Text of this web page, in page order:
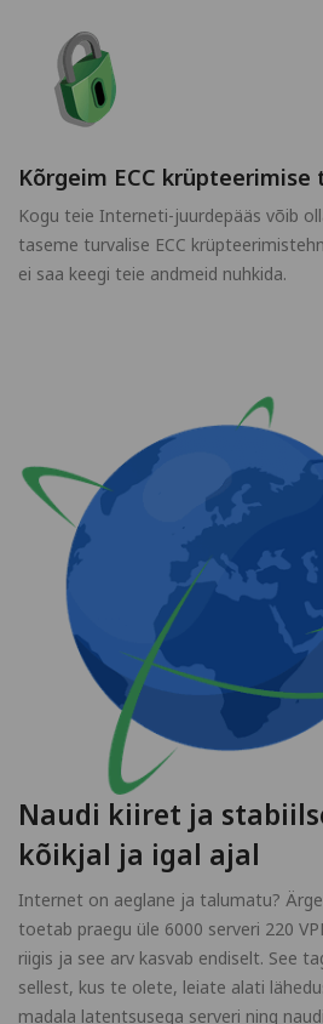
Kõrgeim ECC krüpteerimise
Kogu teie Interneti-juurdepääs võib
taseme turvalise ECC
ei saa keegi teie andmeid nuhkida.
Naudi kiiret ja
kõikjal ja igal ajal
Internet on aeglane ja talumatu?
toetab praegu üle 6000 serveri 220
riigis ja see arv kasvab endiselt. See
sellest, kus te olete, leiate alati
madala latentsusega serveri ning